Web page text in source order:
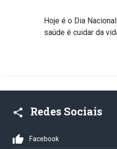
Hoje é o Dia
saúde é cuidar da
share Redes Sociais
thumb_up Facebook